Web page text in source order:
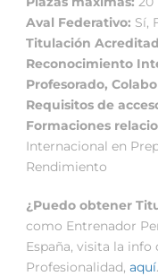
Aval Federativo: Sí,
Titulación
Reconocimiento
Profesorado,
Requisitos de
Formaciones
Internacional en
Rendimiento
¿Puedo obtener
como Entrenador
España, visita la
Profesionalidad, aquí.